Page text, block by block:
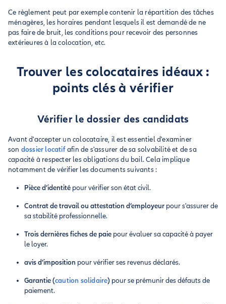
Ce règlement peut par exemple contenir la répartition des tâches
ménagères, les horaires pendant lesquels il est demandé de ne
pas faire de bruit, les conditions pour recevoir des personnes
extérieures à la colocation, etc.
Trouver les colocataires idéaux :
points clés à vérifier
Vérifier le dossier des candidats
Avant d'accepter un colocataire, il est essentiel d'examiner
son dossier locatifafin de s'assurer de sa solvabilité et de sa
capacité à respecter les obligations du bail. Cela implique
notamment de vérifier les documents suivants :
Pièce d’identité pour vérifier son état civil.
Contrat de travail ou attestation d’employeur pour s'assurer de
sa stabilité professionnelle.
Trois dernières fiches de paie pour évaluer sa capacité à payer
le loyer.
avis d’imposition pour vérifier ses revenus déclarés.
Garantie (caution solidaire) pour se prémunir des défauts de
paiement.